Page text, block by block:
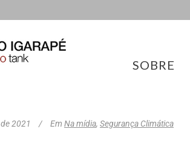
SOBRE
2021 Em Na mídia, Segurança Climática